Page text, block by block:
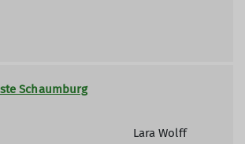
Schaumburg
Lara Wolff